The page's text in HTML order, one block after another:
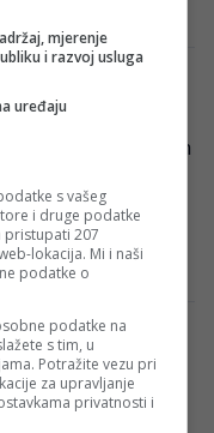
BiH?
BiH na Svjetskom
španski brend
dresove,
zaštita”
Sarajevo
mjerenje
i razvoj usluga
uređaju
s vašeg
i druge podatke
pristupati 207
lokacija. Mi i naši
podatke o
podatke na
s tim, u
Potražite vezu pri
za upravljanje
privatnosti i